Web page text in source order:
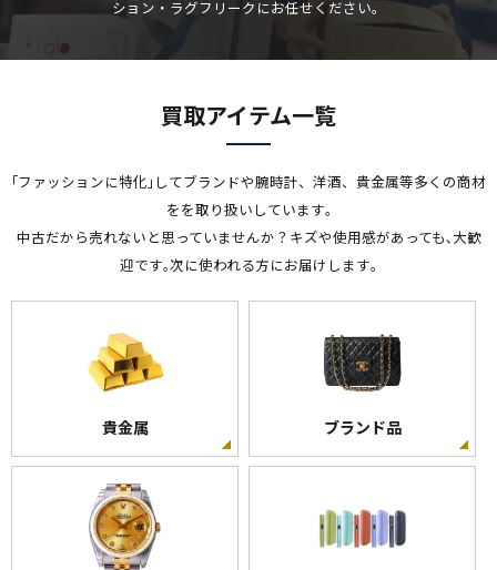
ション・ラグフリークにお任せください。
買取アイテム一覧
｢ファッションに特化｣してブランドや腕時計、洋酒、貴金属等多くの商材
をを取り扱いしています｡
中古だから売れないと思っていませんか？キズや使用感があっても､大歓
迎です｡次に使われる方にお届けします｡
貴金属 ブランド品